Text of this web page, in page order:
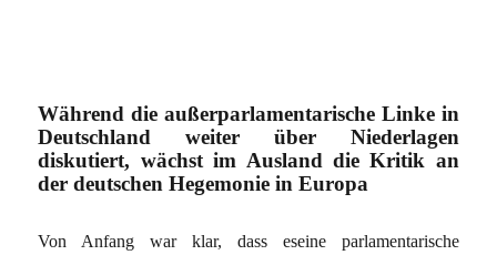
Während die außerparlamentarische Linke in
Deutschland weiter über Niederlagen
diskutiert, wächst im Ausland die Kritik an
der deutschen Hegemonie in Europa
Von Anfang war klar, dass eseine parlamentarische